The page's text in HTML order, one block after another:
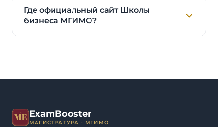
Где официальный сайт Школы
бизнеса МГИМО?
ExamBooster
МАГИСТРАТУРА · МГИМО